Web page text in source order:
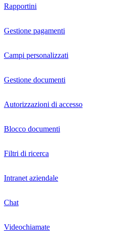
Rapportini
Gestione pagamenti
Campi personalizzati
Gestione documenti
Autorizzazioni di accesso
Blocco documenti
Filtri di ricerca
Intranet aziendale
Chat
Videochiamate